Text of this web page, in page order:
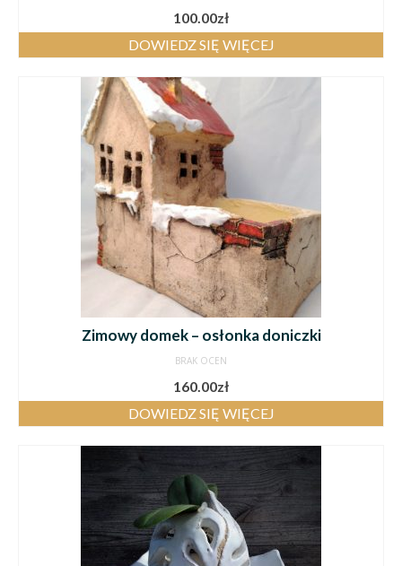
100.00zł
DOWIEDZ SIĘ WIĘCEJ
Zimowy domek – osłonka doniczki
BRAK OCEN
160.00zł
DOWIEDZ SIĘ WIĘCEJ